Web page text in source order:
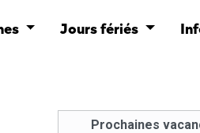
Jours fériés
Prochaines